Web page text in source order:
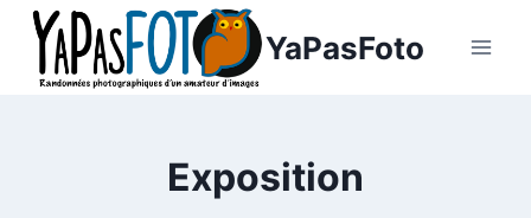
Aller
contenu
YaPasFoto
Exposition